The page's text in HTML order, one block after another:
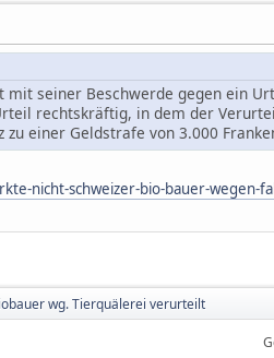
mit seiner Beschwerde gegen ein
rechtskräftig, in dem der
einer Geldstrafe von 3.000
nicht-schweizer-bio-bauer-
wg. Tierquälerei verurteilt